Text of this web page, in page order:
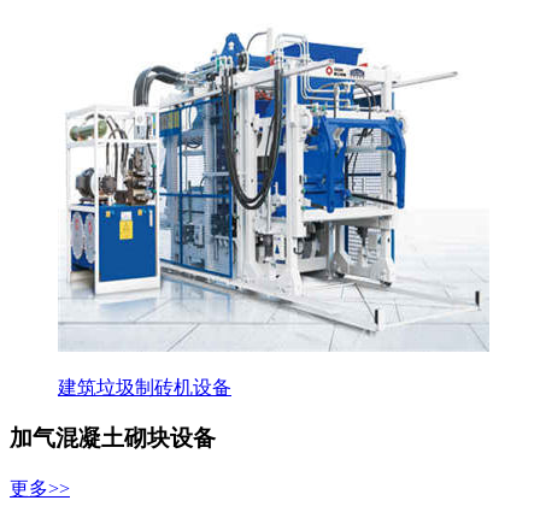
建筑垃圾制砖机设备
加气混凝土砌块设备
更多>>